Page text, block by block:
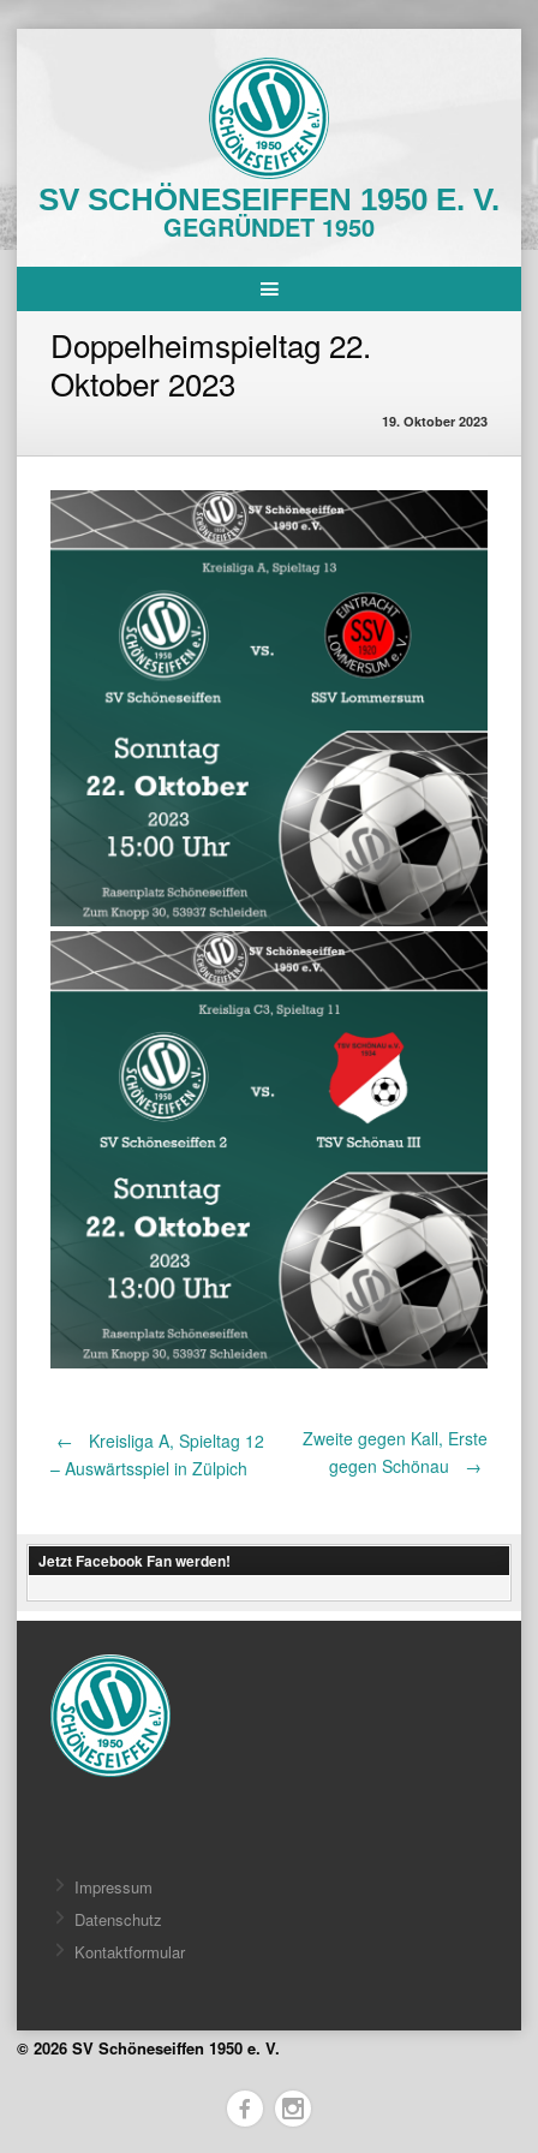
SV SCHÖNESEIFFEN 1950 E. V.
GEGRÜNDET 1950
Doppelheimspieltag 22.
Oktober 2023
19. Oktober 2023
Post
←
Kreisliga A, Spieltag 12
– Auswärtsspiel in Zülpich
Zweite gegen Kall, Erste
gegen Schönau
→
Jetzt Facebook Fan werden!
Impressum
Datenschutz
Kontaktformular
© 2026 SV Schöneseiffen 1950 e. V.